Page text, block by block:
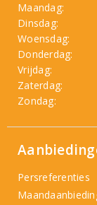
Maandag:
Dinsdag:
Woensdag:
Donderdag:
Vrijdag:
Zaterdag:
Zondag:
Persreferenties